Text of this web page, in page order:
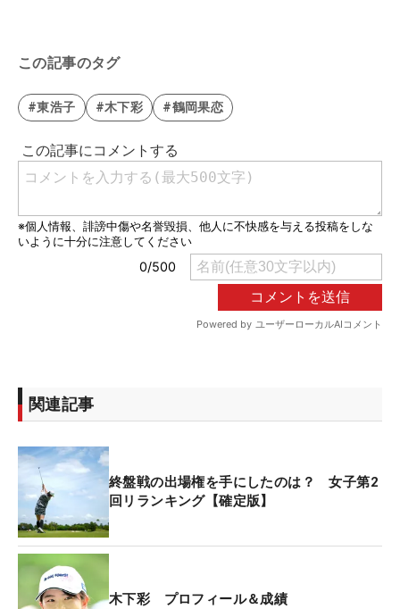
この記事のタグ
#東浩子 #木下彩 #鶴岡果恋
関連記事
終盤戦の出場権を手にしたのは？ 女子第2
回リランキング【確定版】
木下彩 プロフィール＆成績